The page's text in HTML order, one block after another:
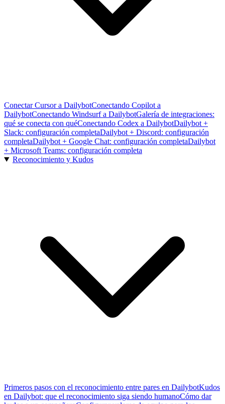
Conectar Cursor a DailybotConectando Copilot a
DailybotConectando Windsurf a DailybotGalería de integraciones:
qué se conecta con quéConectando Codex a DailybotDailybot +
Slack: configuración completaDailybot + Discord: configuración
completaDailybot + Google Chat: configuración completaDailybot
+ Microsoft Teams: configuración completa
Reconocimiento y Kudos
Primeros pasos con el reconocimiento entre pares en DailybotKudos
en Dailybot: que el reconocimiento siga siendo humanoCómo dar